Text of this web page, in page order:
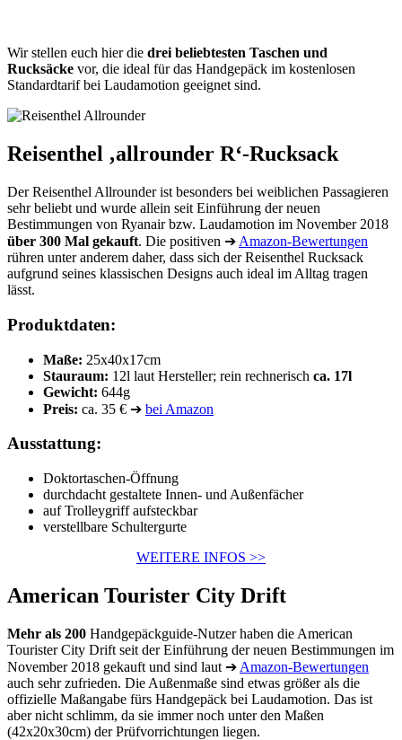
Wir stellen euch hier die drei beliebtesten Taschen und
Rucksäcke vor, die ideal für das Handgepäck im kostenlosen
Standardtarif bei Laudamotion geeignet sind.
Reisenthel ‚allrounder R‘-Rucksack
Der Reisenthel Allrounder ist besonders bei weiblichen Passagieren
sehr beliebt und wurde allein seit Einführung der neuen
Bestimmungen von Ryanair bzw. Laudamotion im November 2018
über 300 Mal gekauft. Die positiven ➔ Amazon-Bewertungen
rühren unter anderem daher, dass sich der Reisenthel Rucksack
aufgrund seines klassischen Designs auch ideal im Alltag tragen
lässt.
Produktdaten:
Maße: 25x40x17cm
Stauraum: 12l laut Hersteller; rein rechnerisch ca. 17l
Gewicht: 644g
Preis: ca. 35 € ➔ bei Amazon
Ausstattung:
Doktortaschen-Öffnung
durchdacht gestaltete Innen- und Außenfächer
auf Trolleygriff aufsteckbar
verstellbare Schultergurte
WEITERE INFOS >>
American Tourister City Drift
Mehr als 200 Handgepäckguide-Nutzer haben die American
Tourister City Drift seit der Einführung der neuen Bestimmungen im
November 2018 gekauft und sind laut ➔ Amazon-Bewertungen
auch sehr zufrieden. Die Außenmaße sind etwas größer als die
offizielle Maßangabe fürs Handgepäck bei Laudamotion. Das ist
aber nicht schlimm, da sie immer noch unter den Maßen
(42x20x30cm) der Prüfvorrichtungen liegen.